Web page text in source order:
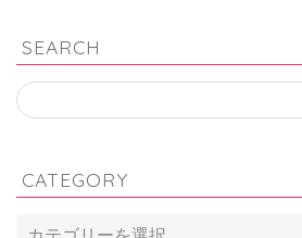
SEARCH
CATEGORY